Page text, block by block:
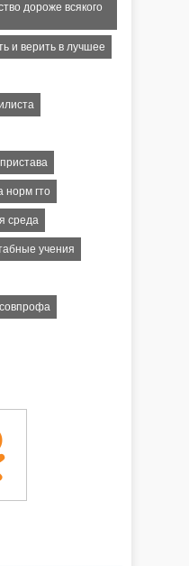
дороже всякого
и верить в лучшее
норм гто
среда
учения